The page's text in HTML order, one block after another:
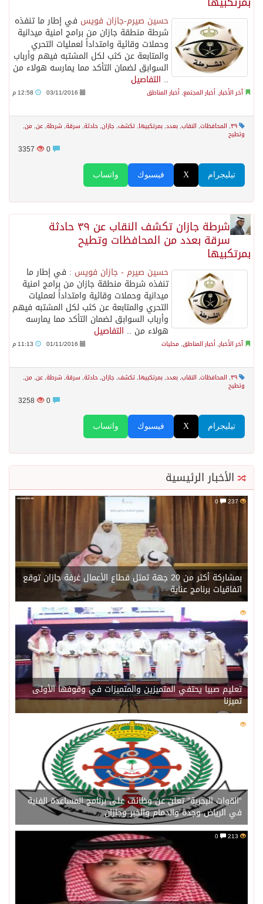
حسين صيرم-جازان فويس في إطار ما تنفذه
شرطة منطقة جازان من برامج امنية ميدانية
وحملات وقائية وامتداداً لعمليات التحري
والمتابعة عن كثب لكل المشتبه فيهم وأرباب
السوابق لضمان التأكد مما يمارسه هولاء من
.. التفاصيل
آخر الأخبار, أخبار المجتمع, أخبار المناطق 03/11/2016
٣٩, المحافظات, النقاب, بعدد, بمرتكبيها, تكشف, جازان, حادثة, سرقة, شرطة, عن, من,
وتطيح
3357
واتساب فيسبوك X تيليجرام
شرطة جازان تكشف النقاب عن ٣٩ حادثة
سرقة بعدد من المحافظات وتطيح
بمرتكبيها
حسين صيرم - جازان فويس : في إطار ما
تنفذه شرطة منطقة جازان من برامج امنية
ميدانية وحملات وقائية وامتداداً لعمليات
التحري والمتابعة عن كثب لكل المشتبه فيهم
وأرباب السوابق لضمان التأكد مما يمارسه
هولاء من .. التفاصيل
آخر الأخبار, أخبار المناطق, محليات 01/11/2016
٣٩, المحافظات, النقاب, بعدد, بمرتكبيها, تكشف, جازان, حادثة, سرقة, شرطة, عن, من,
وتطيح
3258
واتساب فيسبوك X تيليجرام
الأخبار الرئيسية
237
بمشاركة أكثر من 20 جهة تمثل قطاع الأعمال غرفة جازان توقع
اتفاقيات برنامج عناية
218
تعليم صبيا يحتفي المتميزين والمتميزات في وقوفها الأولى
تميزنا
211
“القوات البحرية” تعلن عن وظائف على برنامج المساعدة الفنية
في الرياض وجدة والدمام والخبر وجازان
213